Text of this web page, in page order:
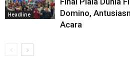
Headline
Domino,
Acara